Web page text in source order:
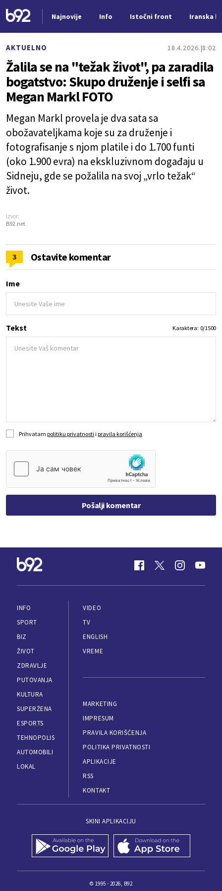
Najnovije Info Istočni front Iranska
AKTUELNO 18.4.2026. 8:02
Žalila se na "težak život", pa zaradila
bogatstvo: Skupo druženje i selfi sa
Megan Markl FOTO
Megan Markl provela je dva sata sa
obožavateljkama koje su za druženje i
fotografisanje s njom platile i do 1.700 funti
(oko 1.900 evra) na ekskluzivnom događaju u
Sidneju, gde se požalila na svoj „vrlo težak“
život.
Izvor:
B92.net
3 Ostavite komentar
Ime
Tekst Karaktera: 0/1500
Prihvatam politiku privatnosti i pravila korišćenja
Pošalji komentar
INFO
SPORT
BIZ
ŽIVOT
ZDRAVLJE
PUTOVANJA
KULTURA
SUPERŽENA
ESPORTS
TEHNOPOLIS
AUTOMOBILI
LOKAL
VIDEO
TV
ENGLISH
VREME
MARKETING
IMPRESUM
PRAVILA KORIŠĆENJA
POLITIKA PRIVATNOSTI
APLIKACIJE
RSS
KONTAKT
SKINI APLIKACIJU
© 1995 - 2026, B92